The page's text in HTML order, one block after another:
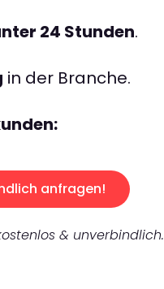
24 Stunden.
in der Branche.
anfragen!
& unverbindlich.